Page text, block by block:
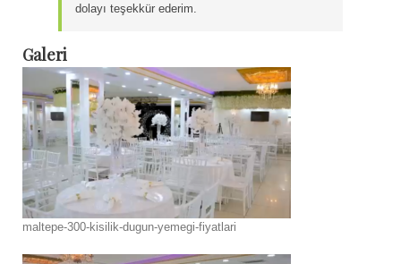
dolayı teşekkür ederim.
Galeri
maltepe-300-kisilik-dugun-yemegi-fiyatlari